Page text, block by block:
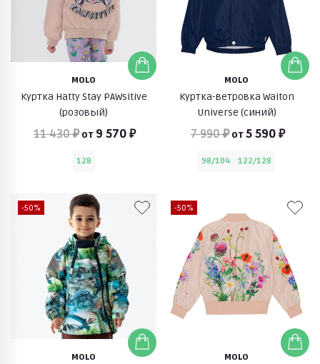
MOLO
Куртка Hatty Stay PAWsitive
(розовый)
11 430 ₽ от 9 570 ₽
128
MOLO
Куртка-ветровка Waiton
Universe (синий)
7 990 ₽ от5 590 ₽
98/104 122/128
-50%
MOLO
-50%
MOLO